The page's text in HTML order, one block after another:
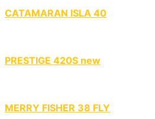
CATAMARAN ISLA 40
PRESTIGE 420S new
MERRY FISHER 38 FLY